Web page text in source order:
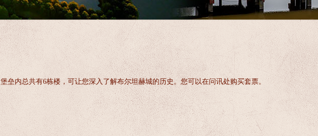
垒内总共有6栋楼，可让您深入了解布尔坦赫城的历史。您可以在问讯处购买套票。